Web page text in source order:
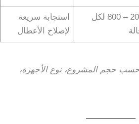
200 – 800 لكل
استجابة سريعة
لإصلاح الأعطال
حسب حجم المشروع، نوع الأجهزة،